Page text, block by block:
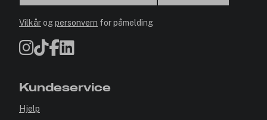
Vilkårogpersonvern for påmelding
Kundeservice
Hjelp